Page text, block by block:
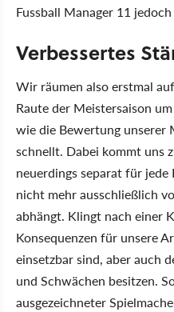
Fussball Manager 11
Verbessertes
Wir räumen also erstmal
Raute der Meistersaison
wie die Bewertung unserer
schnellt. Dabei kommt uns
neuerdings separat für
nicht mehr ausschließlich
abhängt. Klingt nach einer
Konsequenzen für unsere
einsetzbar sind, aber auch
und Schwächen besitzen.
ausgezeichneter